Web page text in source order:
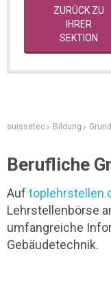
ZURÜCK ZU
IHRER
SEKTION
suissetec Bildung
Berufliche
Auf
Lehrstellenbörse
umfangreiche
Gebäudetechnik.